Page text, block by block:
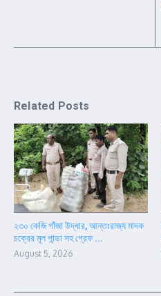
Related Posts
২৩০ কেজি গাঁজা উদ্ধার, আন্তঃরাজ্য মাদক
চক্রের মূল পান্ডা সহ গ্রেফ ...
August 5, 2026